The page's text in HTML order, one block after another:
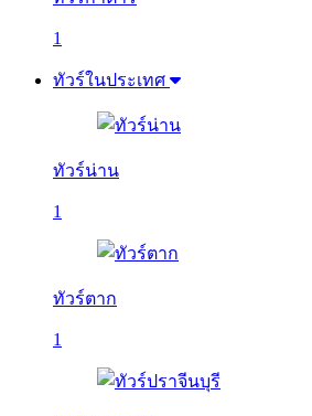
1
ทัวร์ในประเทศ
ทัวร์น่าน
1
ทัวร์ตาก
1